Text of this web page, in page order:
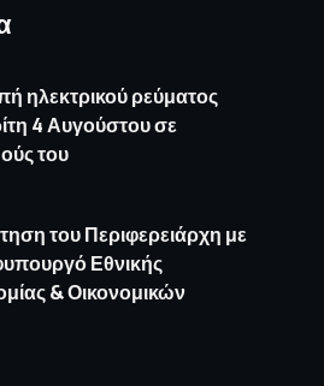
ηλεκτρικού ρεύματος
4 Αυγούστου σε
του
του Περιφερειάρχη με
Εθνικής
& Οικονομικών